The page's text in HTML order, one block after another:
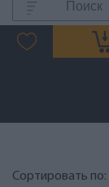
Сортировать по: